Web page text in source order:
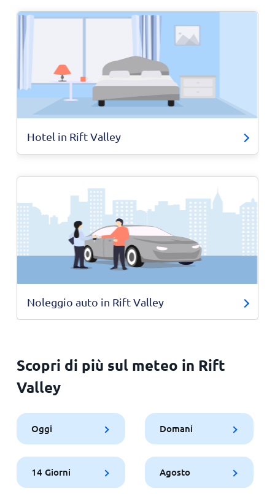
Hotel in Rift Valley
Noleggio auto in Rift Valley
Scopri di più sul meteo in Rift
Valley
Oggi Domani
14 Giorni Agosto